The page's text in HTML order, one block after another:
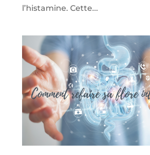
l’histamine. Cette...